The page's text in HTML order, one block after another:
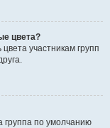
цвета?
участникам групп
группа по умолчанию